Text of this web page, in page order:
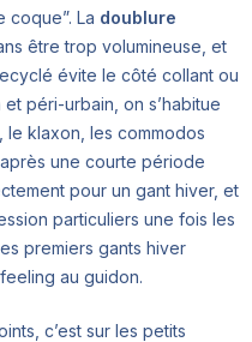
coque”. La doublure
être trop volumineuse, et
évite le côté collant ou
péri-urbain, on s’habitue
le klaxon, les commodos
une courte période
pour un gant hiver, et
particuliers une fois les
premiers gants hiver
au guidon.
c’est sur les petits